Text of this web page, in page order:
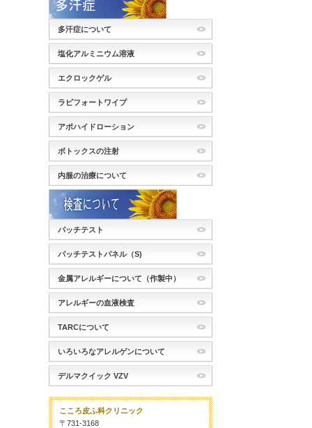
多汗症について
塩化アルミニウム溶液
エクロックゲル
ラピフォートワイプ
アポハイドローション
ボトックスの注射
内服の治療について
パッチテスト
パッチテストパネル（S)
金属アレルギーについて（作製中）
アレルギーの血液検査
TARCについて
いろいろなアレルゲンについて
デルマクイック VZV
こころ皮ふ科クリニック
〒731-3168